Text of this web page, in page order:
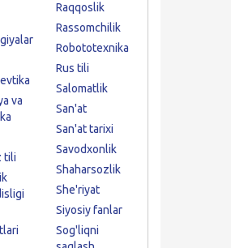
va
tili
Raqqoslik
Rassomchilik
Robototexnika
Rus tili
Salomatlik
San'at
San'at tarixi
Savodxonlik
Shaharsozlik
She'riyat
Siyosiy fanlar
Sog'liqni